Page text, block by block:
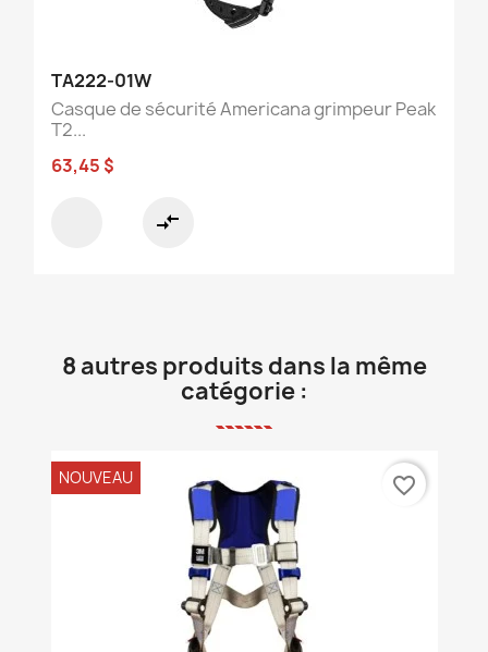
TA222-01W
Casque de sécurité Americana grimpeur Peak
T2...
63,45 $
compare_arrows
8 autres produits dans la même
catégorie :
NOUVEAU favorite_border